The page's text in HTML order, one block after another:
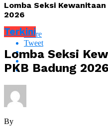
Lomba Seksi
2026
Share
Tweet
Terkini
Lomba Seksi
PKB Badung 2026
By